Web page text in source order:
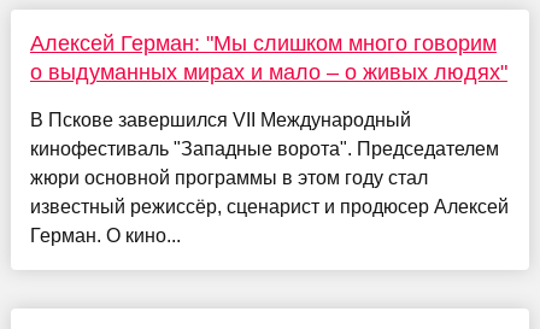
Алексей Герман: "Мы слишком много говорим
о выдуманных мирах и мало – о живых людях"
В Пскове завершился VII Международный
кинофестиваль "Западные ворота". Председателем
жюри основной программы в этом году стал
известный режиссёр, сценарист и продюсер Алексей
Герман. О кино...